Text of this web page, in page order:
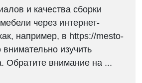
и качества сборки
через интернет-
например, в https://mesto-
изучить
Обратите внимание на ...